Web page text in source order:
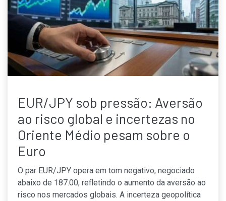
EUR/JPY sob pressão: Aversão
ao risco global e incertezas no
Oriente Médio pesam sobre o
Euro
O par EUR/JPY opera em tom negativo, negociado
abaixo de 187.00, refletindo o aumento da aversão ao
risco nos mercados globais. A incerteza geopolítica